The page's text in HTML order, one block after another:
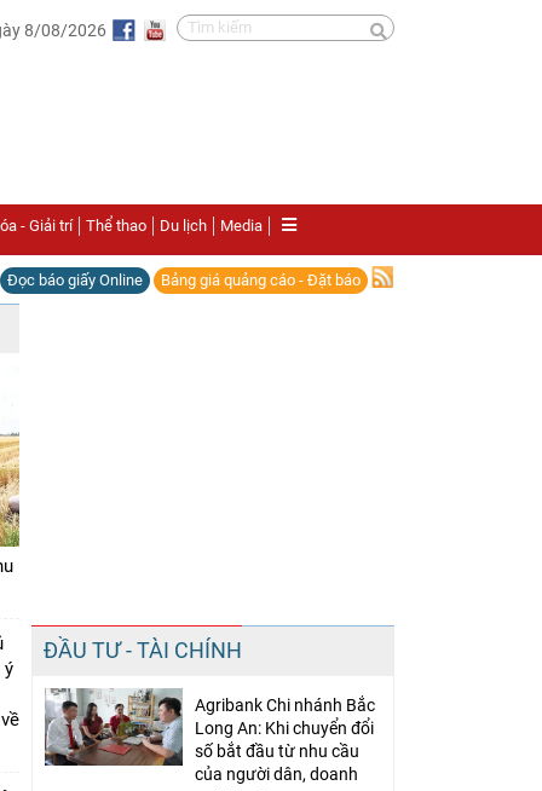
8/08/2026
- Giải trí Thể thao Du lịch Media
Đọc báo giấy Online Bảng giá quảng cáo - Đặt báo
Chia sẻ
Facebook
ý
ĐẦU TƯ - TÀI CHÍNH
Agribank Chi nhánh Bắc
Long An: Khi chuyển đổi
số bắt đầu từ nhu cầu
của người dân, doanh